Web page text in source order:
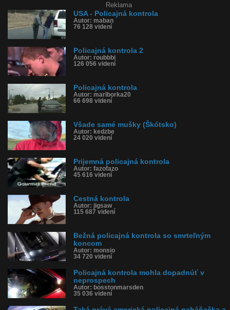
Reklama
USA - Policajná kontrola
Autor: maban
76 128 videní
Policajná kontrola 2
Autor: roubbbi
126 056 videní
Policajná kontrola
Autor: marlborka20
66 698 videní
Všade samé mušky (Škótsko)
Autor: kedzbe
24 020 videní
Prijemná policajná kontrola
Autor: fazofazo
45 616 videní
Cestná kontrola
Autor: jigsaw
115 687 videní
Bežná policajná kontrola so smrteľným
koncom
Autor: monsio
34 720 videní
Policajná kontrola mohla dopadnúť v
neprospech
Autor: bosstonmarsden
35 036 videní